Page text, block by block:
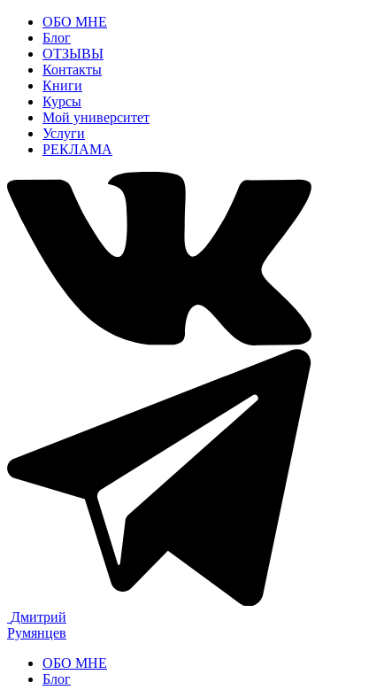
ОБО МНЕ
Блог
ОТЗЫВЫ
Контакты
Книги
Курсы
Мой университет
Услуги
РЕКЛАМА
Дмитрий
Румянцев
ОБО МНЕ
Блог